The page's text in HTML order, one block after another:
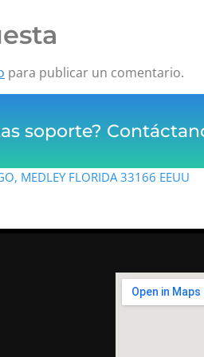
para publicar un comentario.
soporte?
MEDLEY FLORIDA 33166 EEUU